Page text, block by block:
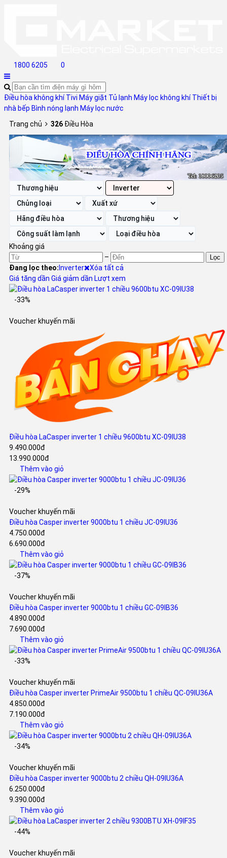
1800 6205 0
Điều hòa không khí Tivi Máy giặt Tủ lạnh Máy lọc không khí Thiết bị
nhà bếp Bình nóng lạnh Máy lọc nước
Trang chủ
326 Điều Hòa
Khoảng giá
–
Lọc
Đang lọc theo: Inverter
Xóa tất cả
Giá tăng dần Giá giảm dần Lượt xem
-33%
Voucher khuyến mãi
Điều hòa LaCasper inverter 1 chiều 9600btu XC-09IU38
9.490.000đ
13.990.000đ
Thêm vào giỏ
-29%
Voucher khuyến mãi
Điều hòa Casper inverter 9000btu 1 chiều JC-09IU36
4.750.000đ
6.690.000đ
Thêm vào giỏ
-37%
Voucher khuyến mãi
Điều hòa Casper inverter 9000btu 1 chiều GC-09IB36
4.890.000đ
7.690.000đ
Thêm vào giỏ
-33%
Voucher khuyến mãi
Điều hòa Casper inverter PrimeAir 9500btu 1 chiều QC-09IU36A
4.850.000đ
7.190.000đ
Thêm vào giỏ
-34%
Voucher khuyến mãi
Điều hòa Casper inverter 9000btu 2 chiều QH-09IU36A
6.250.000đ
9.390.000đ
Thêm vào giỏ
-44%
Voucher khuyến mãi